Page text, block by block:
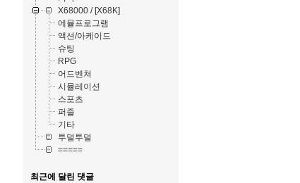
X68000 / [X68K]
에뮬프로그램
액션/아케이드
슈팅
RPG
어드벤쳐
시뮬레이션
스포츠
퍼즐
기타
투덜투덜
=====
최근에 달린 댓글